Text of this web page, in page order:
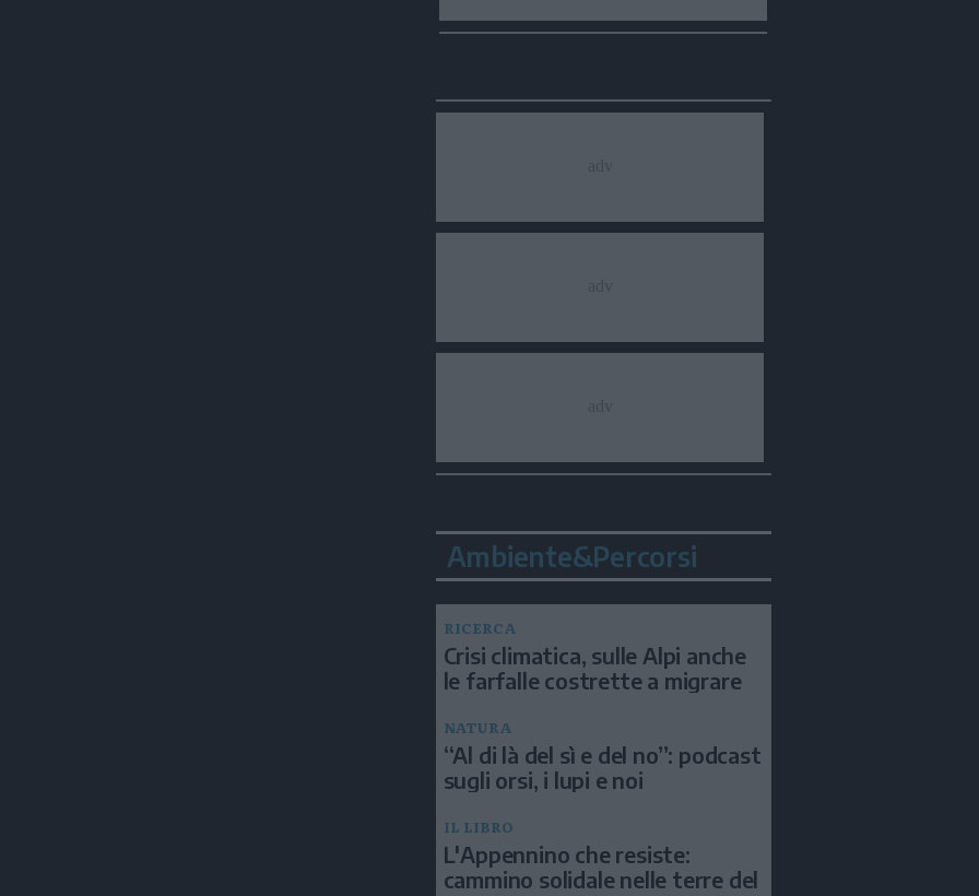
Ambiente&Percorsi
RICERCA
Crisi climatica, sulle Alpi anche
le farfalle costrette a migrare
NATURA
“Al di là del sì e del no”: podcast
sugli orsi, i lupi e noi
IL LIBRO
L'Appennino che resiste:
cammino solidale nelle terre del